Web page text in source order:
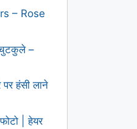
– Rose
–
हंसी लाने
| हेयर